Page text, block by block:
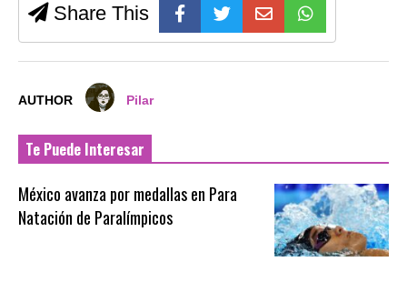
Share This
AUTHOR Pilar
Te Puede Interesar
México avanza por medallas en Para
Natación de Paralímpicos